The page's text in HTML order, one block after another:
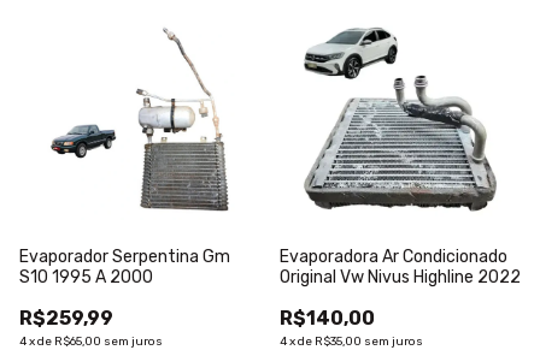
Evaporador Serpentina Gm
S10 1995 A 2000
R$259,99
4xde R$65,00 sem juros
Evaporadora Ar Condicionado
Original Vw Nivus Highline 2022
R$140,00
4xde R$35,00 sem juros